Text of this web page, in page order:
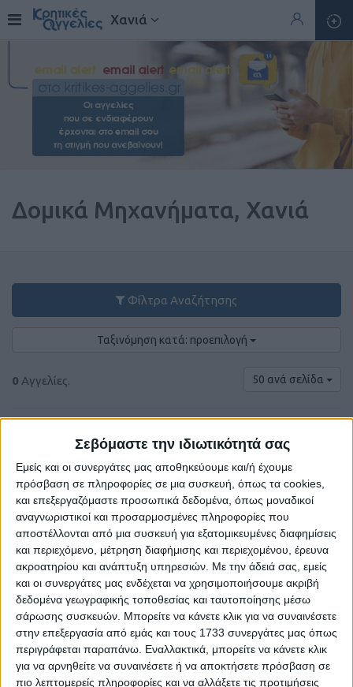
Σεβόμαστε την ιδιωτικότητά σας
Εμείς και οι συνεργάτες μας αποθηκεύουμε και/ή έχουμε
πρόσβαση σε πληροφορίες σε μια συσκευή, όπως τα cookies,
και επεξεργαζόμαστε προσωπικά δεδομένα, όπως μοναδικοί
αναγνωριστικοί και προσαρμοσμένες πληροφορίες που
αποστέλλονται από μια συσκευή για εξατομικευμένες διαφημίσεις
και περιεχόμενο, μέτρηση διαφήμισης και περιεχομένου, έρευνα
ακροατηρίου και ανάπτυξη υπηρεσιών. Με την άδειά σας, εμείς
και οι συνεργάτες μας ενδέχεται να χρησιμοποιήσουμε ακριβή
δεδομένα γεωγραφικής τοποθεσίας και ταυτοποίησης μέσω
σάρωσης συσκευών. Μπορείτε να κάνετε κλικ για να συναινέσετε
στην επεξεργασία από εμάς και τους 1733 συνεργάτες μας όπως
περιγράφεται παραπάνω. Εναλλακτικά, μπορείτε να κάνετε κλικ
για να αρνηθείτε να συναινέσετε ή να αποκτήσετε πρόσβαση σε
πιο λεπτομερείς πληροφορίες και να αλλάξετε τις προτιμήσεις
Χανιά
Δομικά Μηχανήματα, Χανιά
Φίλτρα Αναζήτησης
Ταξινόμηση κατά: προεπιλογή
0 Αγγελίες. 50 ανά σελίδα
Δε βρέθηκαν αγγελίες σύμφωνα με τα
κριτήρια αναζήτησής σας.
Δοκιμάστε να καθαρίσετε όλα τα υπάρχοντα φίλτρα